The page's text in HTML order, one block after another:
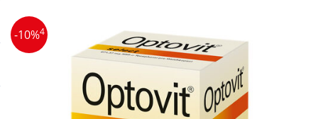
ÜBERSICHT AKTIONEN
Aktuelle Coupons
ÜBERSICHT KATEGORIEN
-10%4